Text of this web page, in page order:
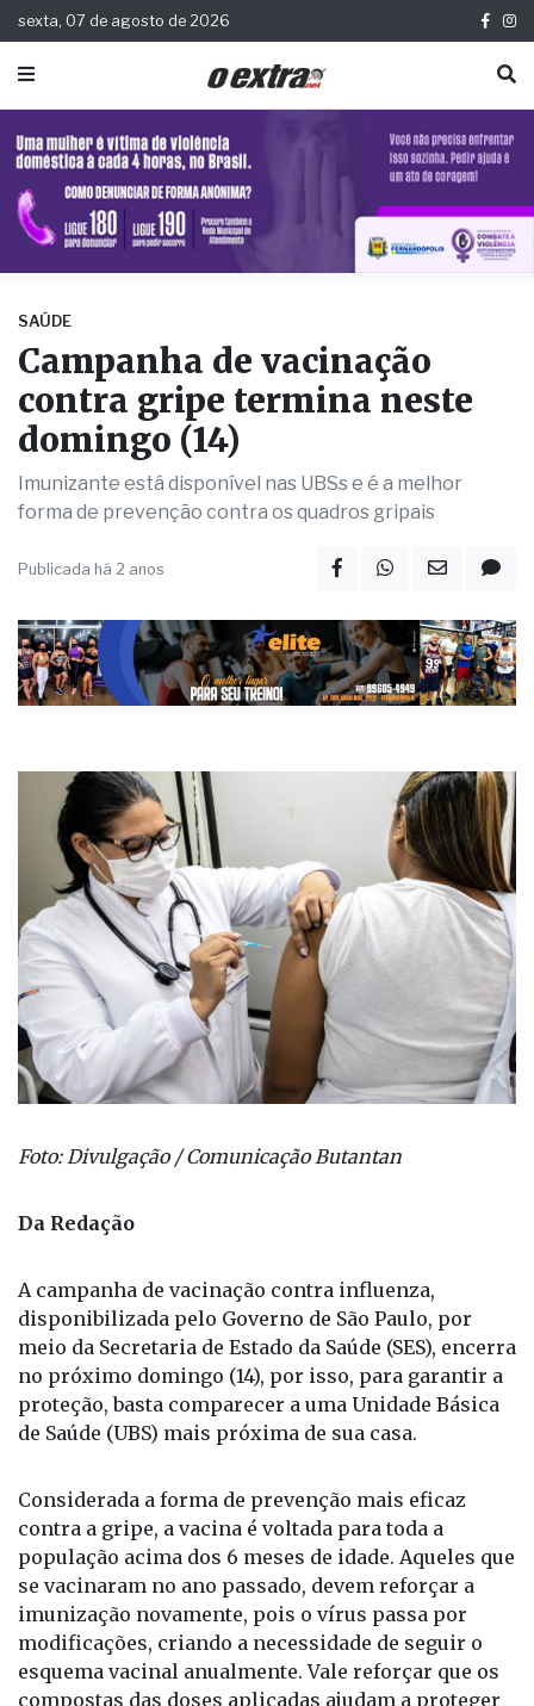
sexta, 07 de agosto de 2026
SAÚDE
Campanha de vacinação
contra gripe termina neste
domingo (14)
Imunizante está disponível nas UBSs e é a melhor
forma de prevenção contra os quadros gripais
Publicada há 2 anos
Foto: Divulgação / Comunicação Butantan
Da Redação
A campanha de vacinação contra influenza,
disponibilizada pelo Governo de São Paulo, por
meio da Secretaria de Estado da Saúde (SES), encerra
no próximo domingo (14), por isso, para garantir a
proteção, basta comparecer a uma Unidade Básica
de Saúde (UBS) mais próxima de sua casa.
Considerada a forma de prevenção mais eficaz
contra a gripe, a vacina é voltada para toda a
população acima dos 6 meses de idade. Aqueles que
se vacinaram no ano passado, devem reforçar a
imunização novamente, pois o vírus passa por
modificações, criando a necessidade de seguir o
esquema vacinal anualmente. Vale reforçar que os
compostas das doses aplicadas ajudam a proteger